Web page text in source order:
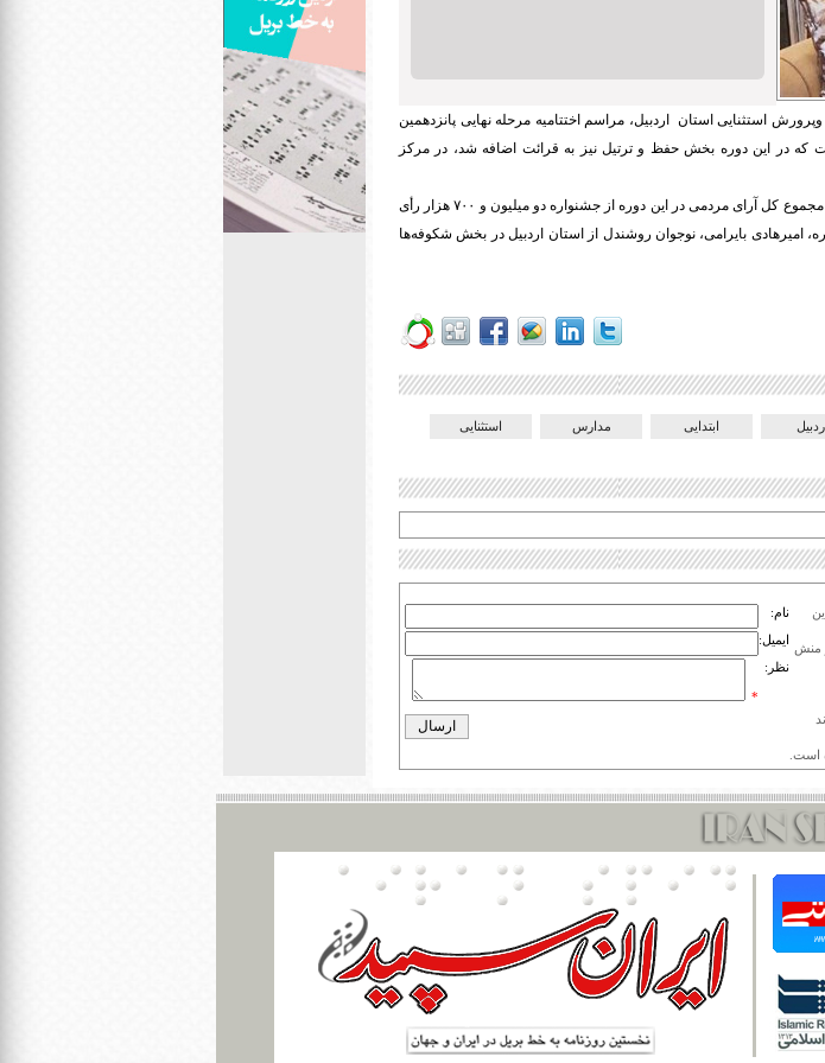
استثنایی استان اردبیل، مراسم اختتامیه مرحله نهایی پانزدهمین
که در این دوره بخش حفظ و ترتیل نیز به قرائت اضافه شد، در مرکز
۴۷۴ نفر در حفظ و ۳۷ نفر در بخش قرائت حضور پیدا کردند. و مجموع کل آرای مردمی در این دوره از جشنواره دو میلیون و ۷۰۰ هزار رأی
امیرهادی بایرامی، نوجوان روشندل از استان اردبیل در بخش شکوفه‌ها
ابتدایی مدارس استثنایی
و منش
نام:
ایمیل:
نظر:
*